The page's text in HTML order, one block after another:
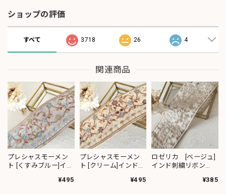
ショップの評価
すべて 3718 26 4
関連商品
プレシャスモーメン
ト [くすみブルー]イン
¥495
プレシャスモーメン
ト [クリーム]インド刺
¥495
ロゼリカ [ベージュ]
インド刺繍リボン
¥385